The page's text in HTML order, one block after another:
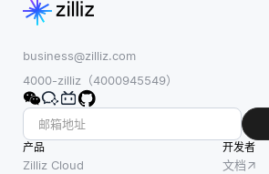
business@zilliz.com
4000-zilliz（4000945549）
产品
Zilliz Cloud
开发者
文档